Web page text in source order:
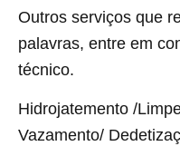
Outros serviços que
palavras, entre em
técnico.
Hidrojatemento /
Vazamento/